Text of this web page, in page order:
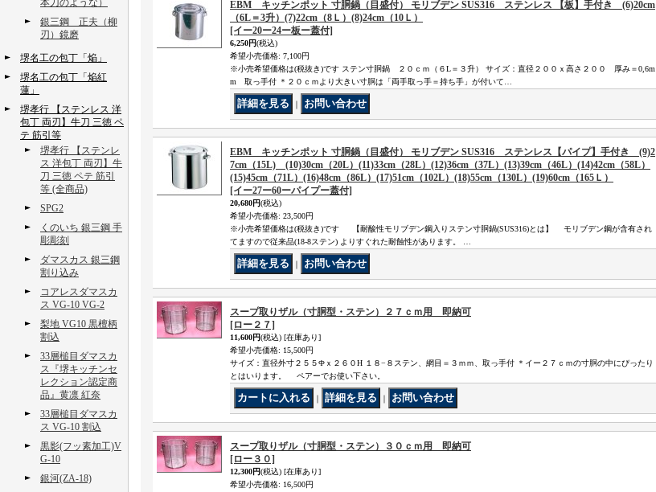
本刀のような）
銀三鋼 正夫（柳
刃）鏡磨
堺名工の包丁「焔」
堺名工の包丁「焔紅
蓮」
堺孝行 【ステンレス 洋
包丁 両刃】牛刀 三徳 ペ
テ 筋引等
堺孝行 【ステンレ
ス 洋包丁 両刃】牛
刀 三徳 ペテ 筋引
等 (全商品)
SPG2
くのいち 銀三鋼 手
彫彫刻
ダマスカス 銀三鋼
割り込み
コアレスダマスカ
ス VG-10 VG-2
梨地 VG10 黒檀柄
割込
33層槌目ダマスカ
ス『堺キッチンセ
レクション認定商
品』黄凛 紅奈
33層槌目ダマスカ
ス VG-10 割込
黒影(フッ素加工)V
G-10
銀河(ZA-18)
EBM キッチンポット 寸胴鍋（目盛付） モリブデン SUS316 ステンレス 【板】手付き (6)20cm
（6L＝3升）(7)22cm（8Ｌ）(8)24cm（10Ｌ）
[イー20ー24ー板ー蓋付]
6,250円(税込)
希望小売価格: 7,100円
※小売希望価格は(税抜き)です ステン寸胴鍋 ２０ｃｍ（６L＝３升） サイズ：直径２００ｘ高さ２００ 厚み＝0,6m
m 取っ手付 ＊２０ｃｍより大きい寸胴は「両手取っ手＝持ち手」が付いて…
｜
EBM キッチンポット 寸胴鍋（目盛付） モリブデン SUS316 ステンレス【パイプ】手付き (9)2
7cm（15L) (10)30cm（20L）(11)33cm（28L）(12)36cm（37L）(13)39cm（46L）(14)42cm（58L）
(15)45cm（71L）(16)48cm（86L）(17)51cm（102L）(18)55cm（130L）(19)60cm（165Ｌ）
[イー27ー60ーパイプー蓋付]
20,680円(税込)
希望小売価格: 23,500円
※小売希望価格は(税抜き)です 【耐酸性モリブデン鋼入りステン寸胴鍋(SUS316)とは】 モリブデン鋼が含有され
てますので従来品(18-8ステン) よりすぐれた耐蝕性があります。 …
｜
スープ取りザル（寸胴型・ステン）２７ｃｍ用 即納可
[ロー２７]
11,600円(税込) [在庫あり]
希望小売価格: 15,500円
サイズ：直径外寸２５５Фｘ２６０H １８−８ステン、網目＝３ｍｍ、取っ手付 ＊イー２７ｃｍの寸胴の中にぴったり
とはいります。 ペアーでお使い下さい。
｜ ｜
スープ取りザル（寸胴型・ステン）３０ｃｍ用 即納可
[ロー３０]
12,300円(税込) [在庫あり]
希望小売価格: 16,500円